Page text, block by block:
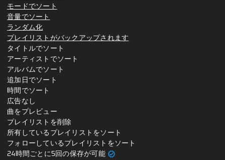
モードでソート
音量でソート
ランダム化
プレイリストがバックアップされます
タイトルでソート
アーティストでソート
アルバムでソート
追加日でソート
時間でソート
広告なし
曲をプレビュー
プレイリストを削除
所有しているプレイリストをソート
フォローしているプレイリストをソート
24時間ごとに5回の保存が可能 verified